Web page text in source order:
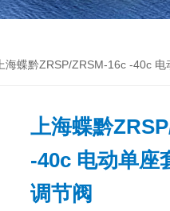
海蝶黔ZRSP/ZRSM-16c -40c
上海蝶黔
-40c 电动单座
调节阀